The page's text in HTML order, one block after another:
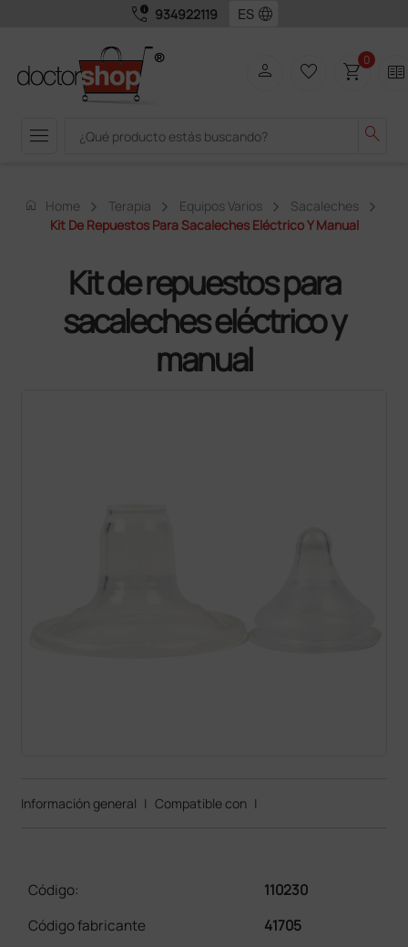
call_quality 934922119 language
menu search
person favorite_border shopping_cart0 two_pager
home Home Terapia Equipos Varios
Sacaleches
Kit De Repuestos Para Sacaleches Eléctrico Y Manual
Kit de repuestos para
sacaleches eléctrico y
manual
Información general | Compatible con |
Código:
110230
Código fabricante
41705